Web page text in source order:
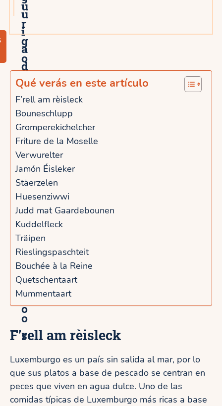
u
r
g
o
d
e
l
o
s
a
ñ
o
s
d
o
r
a
d
o
s
u
i
a
d
a
p
o
r
L
u
x
e
m
b
u
r
g
o
Qué verás en este artículo
F’rell am rèisleck
Bouneschlupp
Gromperekichelcher
Friture de la Moselle
Verwurelter
Jamón Éisleker
Stäerzelen
Huesenziwwi
Judd mat Gaardebounen
Kuddelfleck
Träipen
Rieslingspaschteit
Bouchée à la Reine
Quetschentaart
Mummentaart
F’rell am rèisleck
Luxemburgo es un país sin salida al mar, por lo
que sus platos a base de pescado se centran en
peces que viven en agua dulce. Uno de las
comidas típicas de Luxemburgo más ricas a base